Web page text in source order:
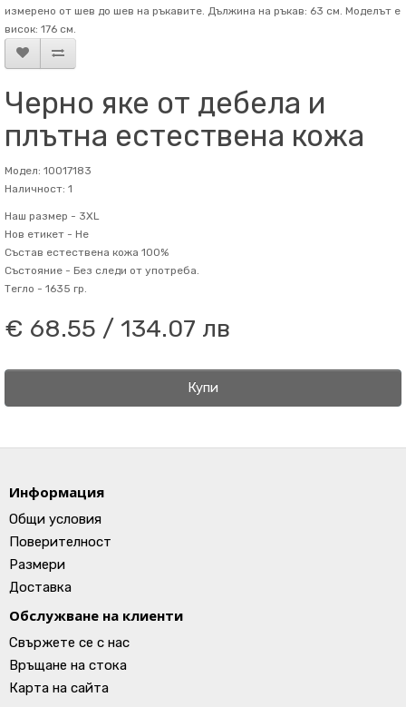
измерено от шев до шев на ръкавите. Дължина на ръкав: 63 см. Mоделът е
висок: 176 см.
Черно яке от дебела и
плътна естествена кожа
Модел: 10017183
Наличност: 1
Наш размер - 3XL
Нов етикет - Не
Състав естествена кожа 100%
Състояние - Без следи от употреба.
Тегло - 1635 гр.
€ 68.55 / 134.07 лв
Купи
Информация
Общи условия
Поверителност
Размери
Доставка
Обслужване на клиенти
Свържете се с нас
Връщане на стока
Карта на сайта